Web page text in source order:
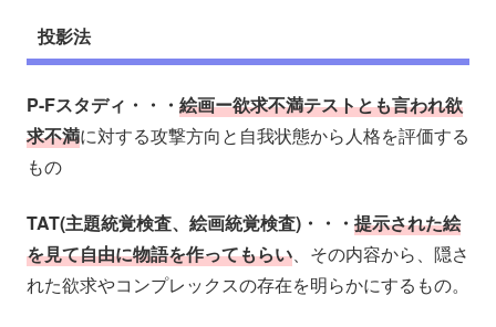
投影法
P-Fスタディ・・・ 絵画ー欲求不満テストとも言われ欲
求不満に対する攻撃方向と自我状態から人格を評価する
もの
TAT(主題統覚検査、絵画統覚検査)・・・ 提示された絵
を見て自由に物語を作ってもらい、その内容から、隠さ
れた欲求やコンプレックスの存在を明らかにするもの。